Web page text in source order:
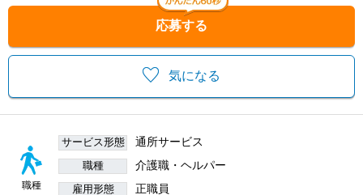
気になる
応募する
職種
サービス形態 通所サービス
職種 介護職・ヘルパー
雇用形態 正職員